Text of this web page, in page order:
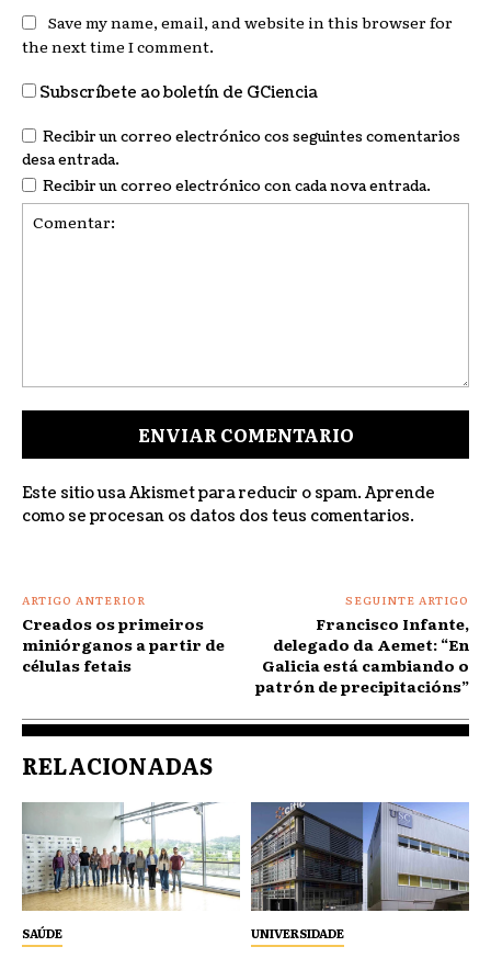
Save my name, email, and website in this browser for
the next time I comment.
Subscríbete ao boletín de GCiencia
Recibir un correo electrónico cos seguintes comentarios
desa entrada.
Recibir un correo electrónico con cada nova entrada.
Este sitio usa Akismet para reducir o spam. Aprende
como se procesan os datos dos teus comentarios.
ARTIGO ANTERIOR
Creados os primeiros
miniórganos a partir de
células fetais
SEGUINTE ARTIGO
Francisco Infante,
delegado da Aemet: “En
Galicia está cambiando o
patrón de precipitacións”
RELACIONADAS
SAÚDE UNIVERSIDADE